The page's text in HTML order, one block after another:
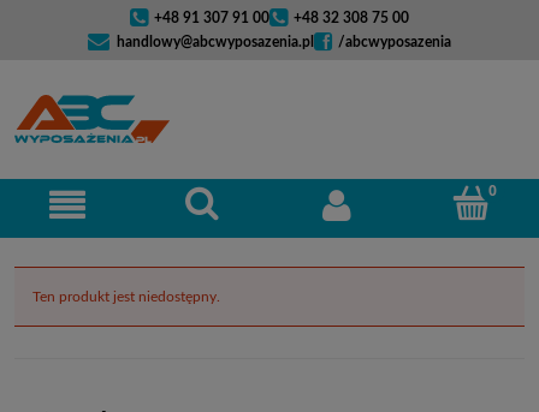
+48 91 307 91 00
+48 32 308 75 00
handlowy@abcwyposazenia.pl
/abcwyposazenia
Ten produkt jest niedostępny.